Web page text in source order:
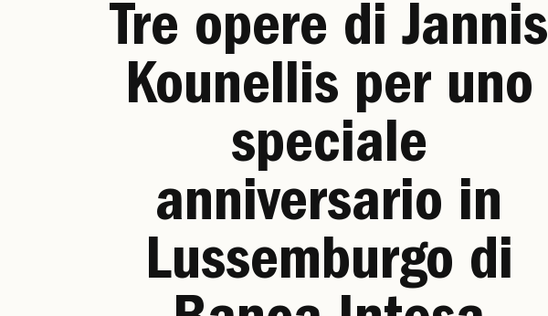
Tre opere di Jannis
Kounellis per uno
speciale
anniversario in
Lussemburgo di